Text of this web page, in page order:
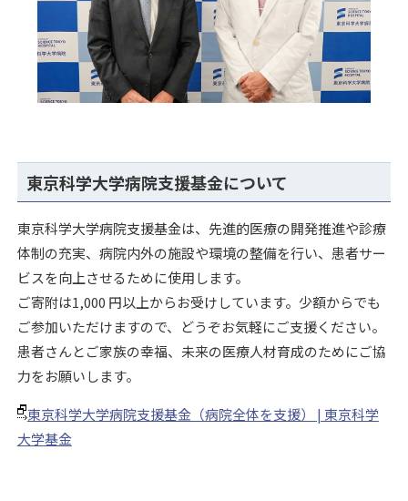
東京科学大学病院支援基金について
東京科学大学病院支援基金は、先進的医療の開発推進や診療
体制の充実、病院内外の施設や環境の整備を行い、患者サー
ビスを向上させるために使用します。
ご寄附は1,000 円以上からお受けしています。少額からでも
ご参加いただけますので、どうぞお気軽にご支援ください。
患者さんとご家族の幸福、未来の医療人材育成のためにご協
力をお願いします。
東京科学大学病院支援基金（病院全体を支援） | 東京科学
大学基金